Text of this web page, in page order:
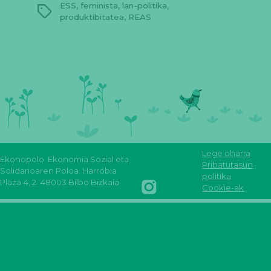
Etiketak
ESS, feminista, lan-politika,
produktibitatea, REAS
Ekonopolo. Ekonomia Sozial eta
Solidarioaren Poloa. Harrobia
Plaza 4, 2. 48003 Bilbo Bizkaia
Facebook
Youtube
Euskadi
Euskadi
mastodon
FLICKR
Euskadi
INSTAGRAM
REAS
euskadi
Lege oharra
Pribatutasun
politika
Cookie-ak